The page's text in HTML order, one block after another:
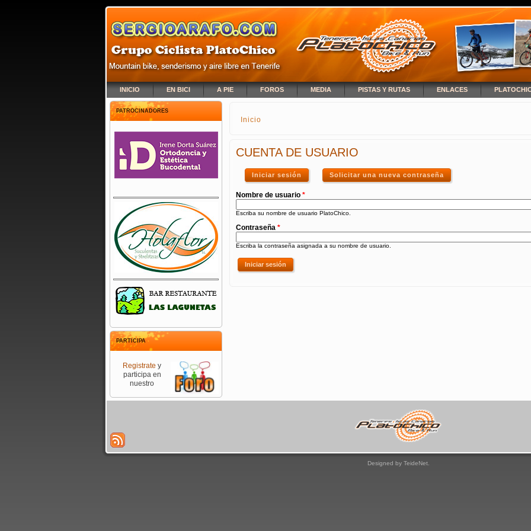
INICIO EN BICI A PIE FOROS MEDIA PISTAS Y RUTAS ENLACES
PATROCINADORES
PARTICIPA
Registrate y
participa en
nuestro
SE ENCUENTRA USTED AQUÍ
Inicio
CUENTA DE USUARIO
Iniciar sesión (solapa activa)Solicitar una nueva contraseña
Nombre de usuario *
Escriba su nombre de usuario PlatoChico.
Contraseña *
Escriba la contraseña asignada a su nombre de usuario.
Designed by TeideNet.